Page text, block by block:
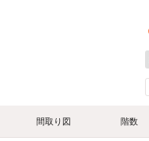
間取り図 階数